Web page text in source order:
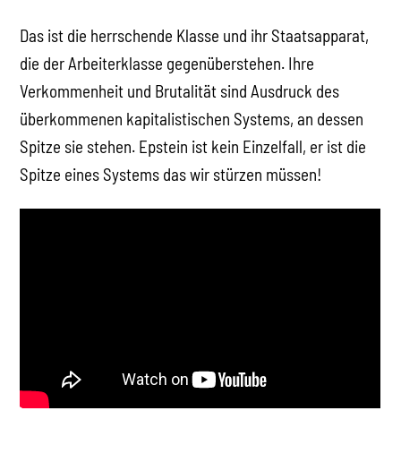
Das ist die herrschende Klasse und ihr Staatsapparat,
die der Arbeiterklasse gegenüberstehen. Ihre
Verkommenheit und Brutalität sind Ausdruck des
überkommenen kapitalistischen Systems, an dessen
Spitze sie stehen. Epstein ist kein Einzelfall, er ist die
Spitze eines Systems das wir stürzen müssen!